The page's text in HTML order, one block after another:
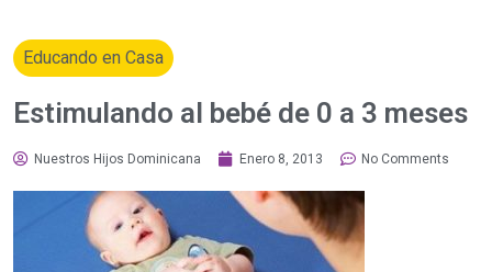
Educando en Casa
Estimulando al bebé de 0 a 3 meses
Nuestros Hijos Dominicana Enero 8, 2013 No Comments